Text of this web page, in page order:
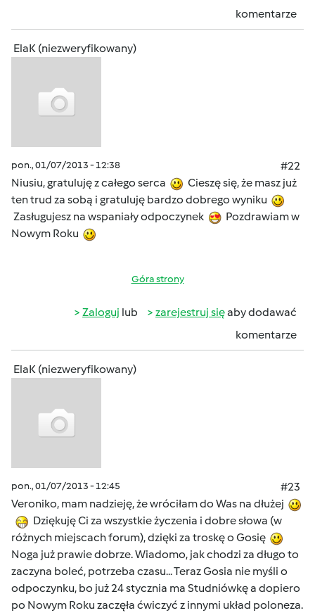
komentarze
ElaK (niezweryfikowany)
pon., 01/07/2013 - 12:38
#22
Niusiu, gratuluję z całego serca
Cieszę się, że masz już
ten trud za sobą i gratuluję bardzo dobrego wyniku
Zasługujesz na wspaniały odpoczynek
Pozdrawiam w
Nowym Roku
Góra strony
Zaloguj lub zarejestruj sięaby dodawać
komentarze
ElaK (niezweryfikowany)
pon., 01/07/2013 - 12:45
#23
Veroniko, mam nadzieję, że wróciłam do Was na dłużej
Dziękuję Ci za wszystkie życzenia i dobre słowa (w
różnych miejscach forum), dzięki za troskę o Gosię
Noga już prawie dobrze. Wiadomo, jak chodzi za długo to
zaczyna boleć, potrzeba czasu... Teraz Gosia nie myśli o
odpoczynku, bo już 24 stycznia ma Studniówkę a dopiero
po Nowym Roku zaczęła ćwiczyć z innymi układ poloneza.